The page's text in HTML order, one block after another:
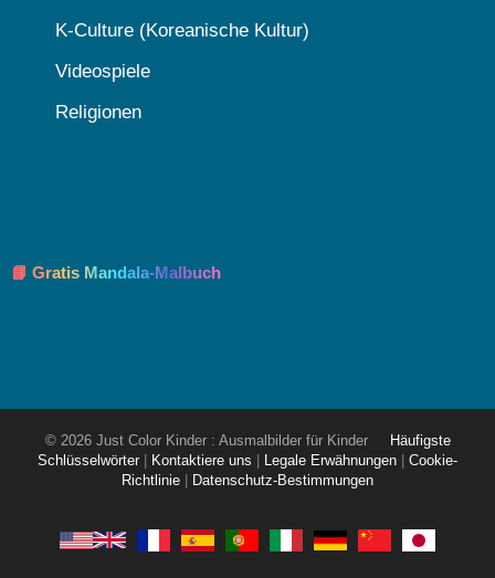
K-Culture (Koreanische Kultur)
Videospiele
Religionen
📘 Gratis Mandala-Malbuch
© 2026 Just Color Kinder : Ausmalbilder für Kinder
Häufigste
Schlüsselwörter
Kontaktiere uns Legale Erwähnungen
Cookie-
Richtlinie
Datenschutz-Bestimmungen